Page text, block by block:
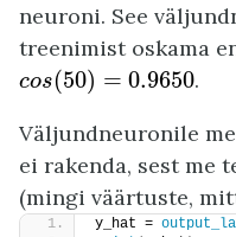
neuroni. See
treenimist oskama
cos(50) = 0.9650
cos(50 0.9650 .
Väljundneuronile
ei rakenda, sest me
(mingi väärtuste,
y_hat =